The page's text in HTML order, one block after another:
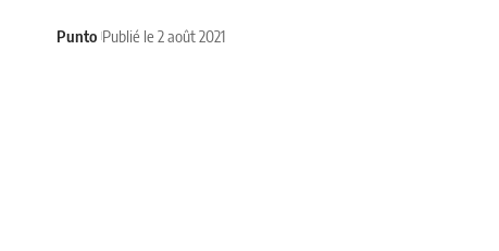
Punto Publié le 2 août 2021